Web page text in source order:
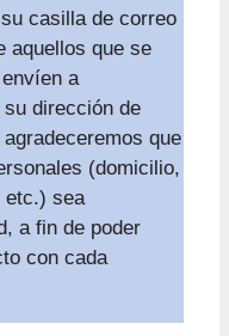
casilla de correo
aquellos que se
a
su dirección de
que
(domicilio,
etc.) sea
a fin de poder
con cada